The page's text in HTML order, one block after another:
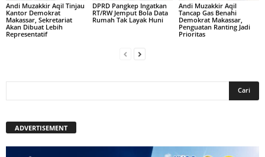
Andi Muzakkir Aqil Tinjau
Kantor Demokrat
Makassar, Sekretariat
Akan Dibuat Lebih
Representatif
DPRD Pangkep Ingatkan
RT/RW Jemput Bola Data
Rumah Tak Layak Huni
Andi Muzakkir Aqil
Tancap Gas Benahi
Demokrat Makassar,
Penguatan Ranting Jadi
Prioritas
ADVERTISEMENT